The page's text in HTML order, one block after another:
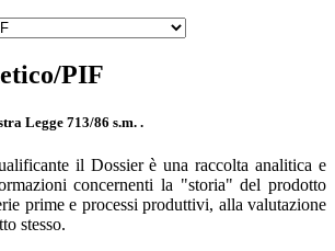
PIF
Legge 713/86 s.m. .
il Dossier è una raccolta analitica e
concernenti la "storia" del prodotto
prime e processi produttivi, alla valutazione
stesso.